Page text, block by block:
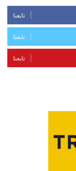
تابعنا
تابعنا
تابعنا